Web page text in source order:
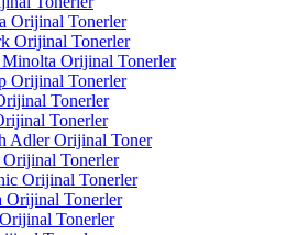
Orijinal Tonerler
Orijinal Tonerler
Orijinal Tonerler
Orijinal Tonerler
Tonerler
Tonerler
Adler Orijinal Toner
Tonerler
Orijinal Tonerler
Orijinal Tonerler
Tonerler